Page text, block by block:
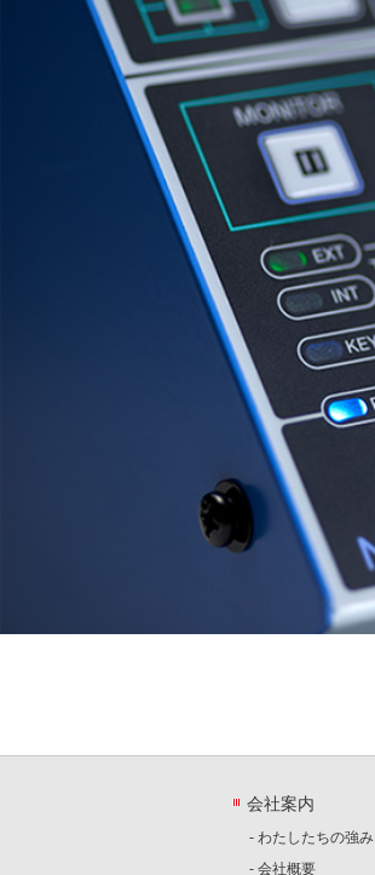
会社案内
- わたしたちの強み
- 会社概要